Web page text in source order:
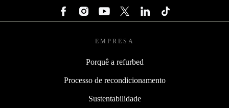
EMPRESA
Porquê a refurbed
Processo de recondicionamento
Sustentabilidade